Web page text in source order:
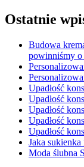
Ostatnie
Budowa
powinniśmy
Upadłość
Upadłość
Upadłość
Upadłość
Upadłość
Jaka
Moda ślubna